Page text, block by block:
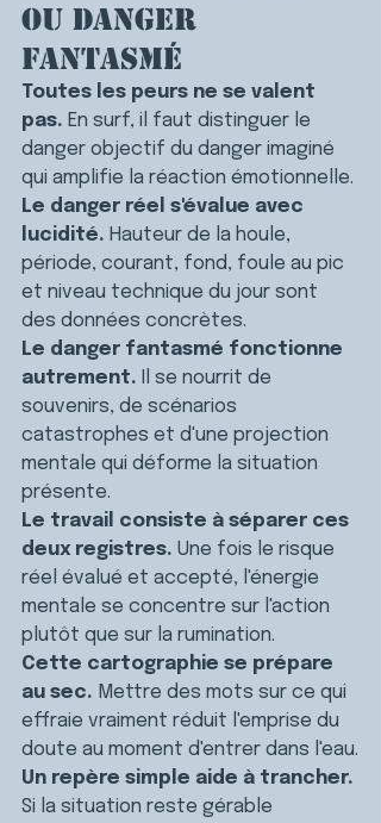
ou danger
fantasmé
Toutes les peurs ne se valent
pas. En surf, il faut distinguer le
danger objectif du danger imaginé
qui amplifie la réaction émotionnelle.
Le danger réel s'évalue avec
lucidité. Hauteur de la houle,
période, courant, fond, foule au pic
et niveau technique du jour sont
des données concrètes.
Le danger fantasmé fonctionne
autrement. Il se nourrit de
souvenirs, de scénarios
catastrophes et d'une projection
mentale qui déforme la situation
présente.
Le travail consiste à séparer ces
deux registres. Une fois le risque
réel évalué et accepté, l'énergie
mentale se concentre sur l'action
plutôt que sur la rumination.
Cette cartographie se prépare
au sec. Mettre des mots sur ce qui
effraie vraiment réduit l'emprise du
doute au moment d'entrer dans l'eau.
Un repère simple aide à trancher.
Si la situation reste gérable